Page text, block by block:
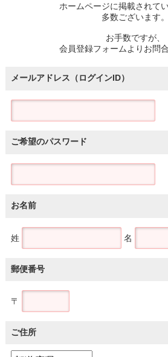
ホームページに掲載されて
多数ございます。
お手数ですが、
会員登録フォームよりお問
メールアドレス（ログインID）
ご希望のパスワード
お名前
姓 名
郵便番号
〒
ご住所